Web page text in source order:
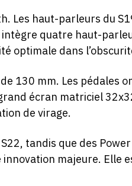
Les haut-parleurs du
quatre haut-
optimale dans
130 mm. Les pédales
écran matriciel
de virage.
tandis que des
majeure. Elle